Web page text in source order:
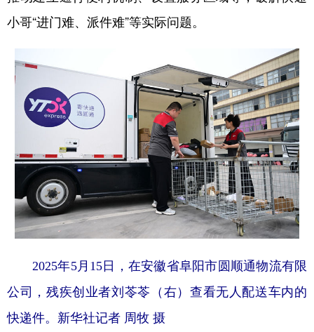
小哥“进门难、派件难”等实际问题。
2025年5月15日，在安徽省阜阳市圆顺通物流有限
公司，残疾创业者刘苓苓（右）查看无人配送车内的
快递件。新华社记者 周牧 摄